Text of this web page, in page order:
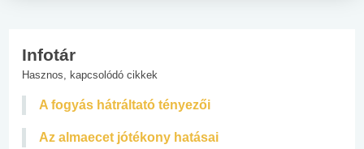
Infotár
Hasznos, kapcsolódó cikkek
A fogyás hátráltató tényezői
Az almaecet jótékony hatásai